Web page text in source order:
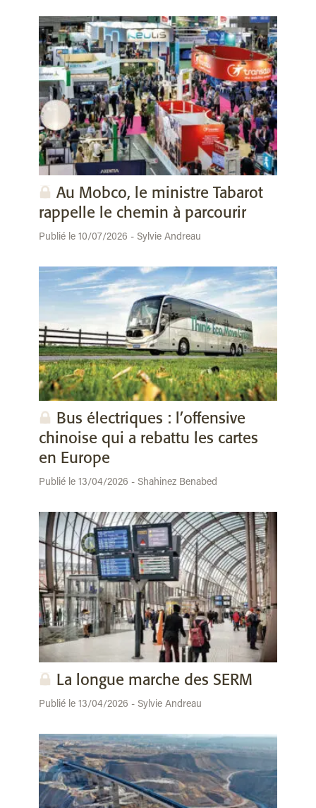
Au Mobco, le ministre Tabarot
rappelle le chemin à parcourir
Publié le 10/07/2026 - Sylvie Andreau
Bus électriques : l’offensive
chinoise qui a rebattu les cartes
en Europe
Publié le 13/04/2026 - Shahinez Benabed
La longue marche des SERM
Publié le 13/04/2026 - Sylvie Andreau